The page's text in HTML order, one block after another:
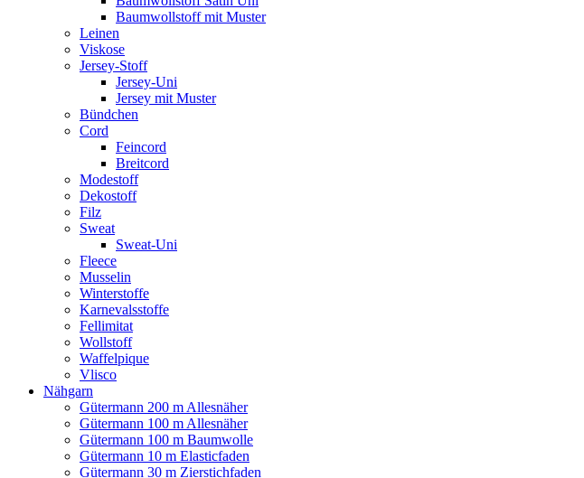
Baumwollstoff mit Muster
Leinen
Viskose
Jersey-Stoff
Jersey-Uni
Jersey mit Muster
Bündchen
Cord
Feincord
Breitcord
Modestoff
Dekostoff
Filz
Sweat
Sweat-Uni
Fleece
Musselin
Winterstoffe
Karnevalsstoffe
Fellimitat
Wollstoff
Waffelpique
Vlisco
Nähgarn
Gütermann 200 m Allesnäher
Gütermann 100 m Allesnäher
Gütermann 100 m Baumwolle
Gütermann 10 m Elasticfaden
Gütermann 30 m Zierstichfaden